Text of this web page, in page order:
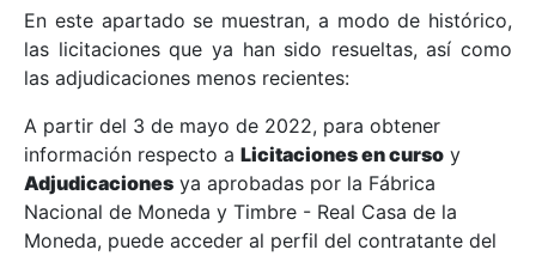
Mostrar/Ocultar
Mostrar/Ocultar
En este apartado se muestran, a modo de histórico,
las licitaciones que ya han sido resueltas, así como
las adjudicaciones menos recientes:
A partir del 3 de mayo de 2022, para obtener
información respecto a Licitaciones en curso y
Adjudicaciones ya aprobadas por la Fábrica
Nacional de Moneda y Timbre - Real Casa de la
Moneda, puede acceder al perfil del contratante del